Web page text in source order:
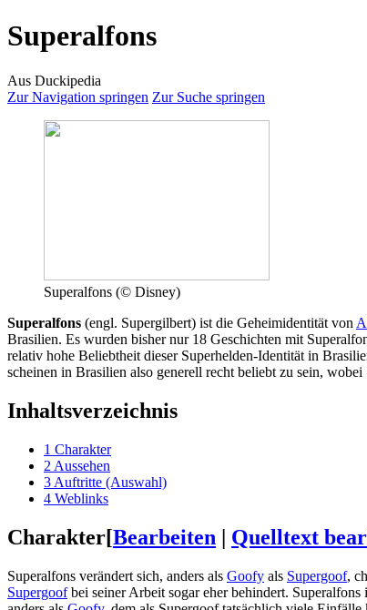
Superalfons
Aus Duckipedia
Zur Navigation springen Zur Suche springen
Superalfons (© Disney)
Superalfons (engl. Supergilbert) ist die Geheimidentität von
Brasilien. Es wurden bisher nur 18 Geschichten mit
relativ hohe Beliebtheit dieser Superhelden-Identität in
scheinen in Brasilien also generell recht beliebt zu sein,
Inhaltsverzeichnis
1 Charakter
2 Aussehen
3 Auftritte (Auswahl)
4 Weblinks
Charakter[Bearbeiten | Quelltext
Superalfons verändert sich, anders als Goofy als Supergoof,
Supergoofbei seiner Arbeit sogar eher behindert.